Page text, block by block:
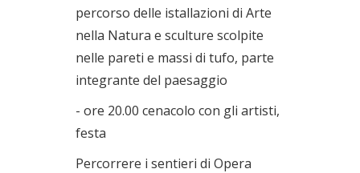
percorso delle istallazioni di Arte
nella Natura e sculture scolpite
nelle pareti e massi di tufo, parte
integrante del paesaggio
- ore 20.00 cenacolo con gli artisti,
festa
Percorrere i sentieri di Opera